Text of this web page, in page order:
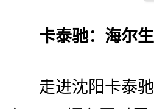
卡泰驰：海尔
走进沈阳卡泰驰